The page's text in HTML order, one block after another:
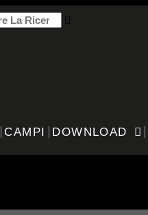
CAMPI DOWNLOAD